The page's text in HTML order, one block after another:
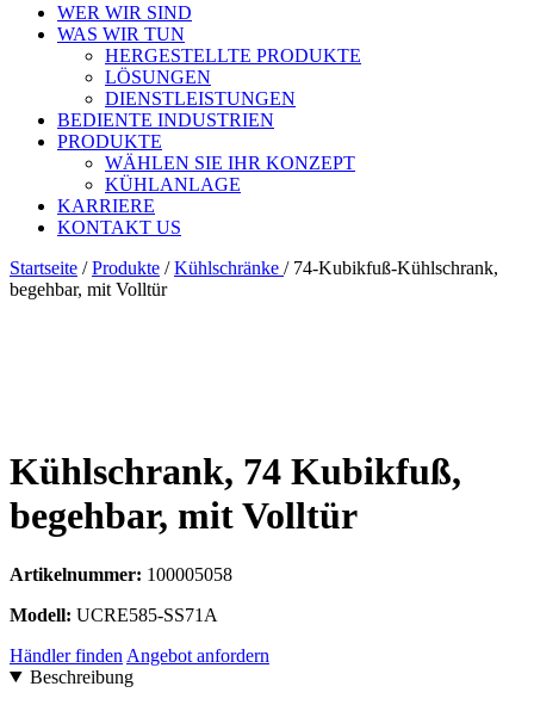
Menü
WER WIR SIND
WAS WIR TUN
HERGESTELLTE PRODUKTE
LÖSUNGEN
DIENSTLEISTUNGEN
BEDIENTE INDUSTRIEN
PRODUKTE
WÄHLEN SIE IHR KONZEPT
KÜHLANLAGE
KARRIERE
KONTAKT US
Startseite / Produkte / Kühlschränke / 74-Kubikfuß-Kühlschrank,
begehbar, mit Volltür
Kühlschrank, 74 Kubikfuß,
begehbar, mit Volltür
Artikelnummer: 100005058
Modell: UCRE585-SS71A
Händler finden Angebot anfordern
Beschreibung